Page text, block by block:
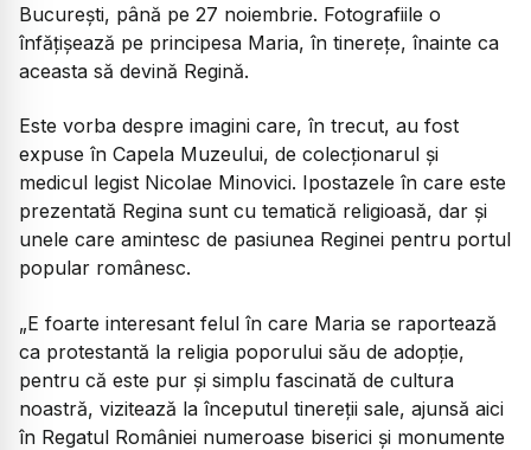
București, până pe 27 noiembrie. Fotografiile o
înfățișează pe principesa Maria, în tinerețe, înainte ca
aceasta să devină Regină.
Este vorba despre imagini care, în trecut, au fost
expuse în Capela Muzeului, de colecționarul și
medicul legist Nicolae Minovici. Ipostazele în care este
prezentată Regina sunt cu tematică religioasă, dar și
unele care amintesc de pasiunea Reginei pentru portul
popular românesc.
„E foarte interesant felul în care Maria se raportează
ca protestantă la religia poporului său de adopție,
pentru că este pur și simplu fascinată de cultura
noastră, vizitează la începutul tinereții sale, ajunsă aici
în Regatul României numeroase biserici și monumente